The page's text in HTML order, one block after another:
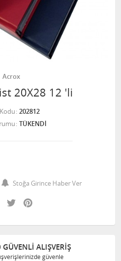
Acrox
20X28 12 'li
202812
TÜKENDİ
Stoğa Girince Haber Ver
Facebook
Twitter
ALIŞVERİŞ
güvenle